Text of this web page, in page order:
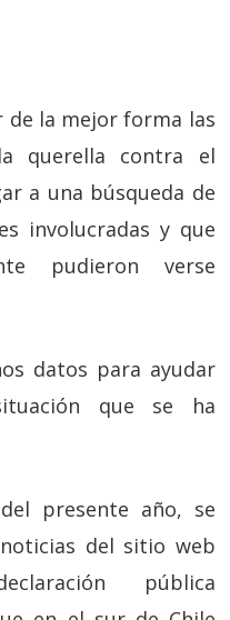
de la mejor forma las
querella contra el
a una búsqueda de
involucradas y que
pudieron verse
datos para ayudar
que se ha
presente año, se
del sitio web
pública